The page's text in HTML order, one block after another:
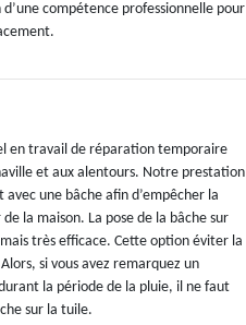
compétence professionnelle pour
en travail de réparation temporaire
et aux alentours. Notre prestation
une bâche afin d’empêcher la
la maison. La pose de la bâche sur
très efficace. Cette option éviter la
si vous avez remarquez un
la période de la pluie, il ne faut
sur la tuile.